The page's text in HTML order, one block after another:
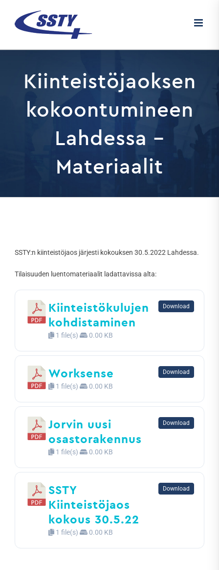
content
Kiinteistöjaoksen
kokoontumineen
Lahdessa –
Materiaalit
SSTY:n kiinteistöjaos järjesti kokouksen 30.5.2022 Lahdessa.
Tilaisuuden luentomateriaalit ladattavissa alta:
Kiinteistökulujen
kohdistaminen
1 file(s) 0.00 KB
Download
Worksense
1 file(s) 0.00 KB
Download
Jorvin uusi
osastorakennus
1 file(s) 0.00 KB
Download
SSTY
Kiinteistöjaos
kokous 30.5.22
1 file(s) 0.00 KB
Download